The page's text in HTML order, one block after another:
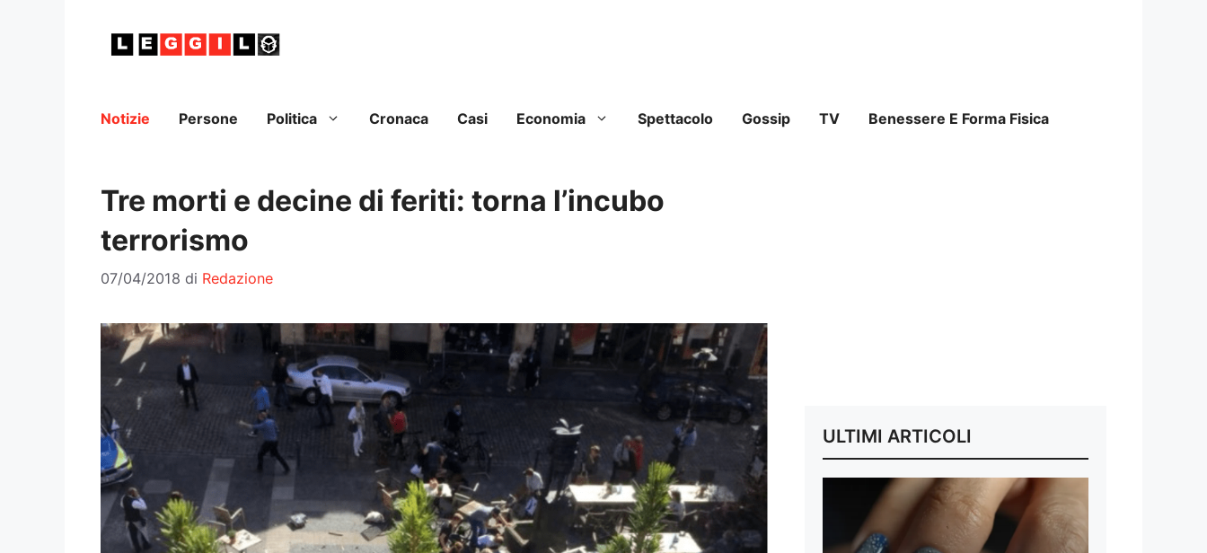
Notizie Persone Politica Cronaca Casi Economia Spettacolo Gossip TV Benessere E Forma Fisica
Tre morti e decine di feriti: torna l’incubo
terrorismo
07/04/2018 di Redazione
ULTIMI ARTICOLI